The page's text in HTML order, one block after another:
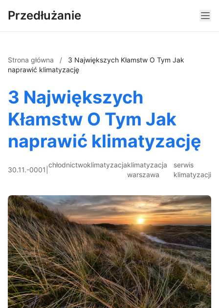
Przedłużanie
Strona główna /
3 Największych Kłamstw O Tym Jak
naprawić klimatyzację
3 Największych
Kłamstw O Tym Jak
naprawić klimatyzację
30.11.-0001
chłodnictwoklimatyzacjaklimatyzacja
warszawa
serwis
klimatyzacji